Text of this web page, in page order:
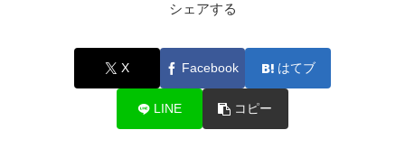
シェアする
X Facebook はてブ
LINE コピー